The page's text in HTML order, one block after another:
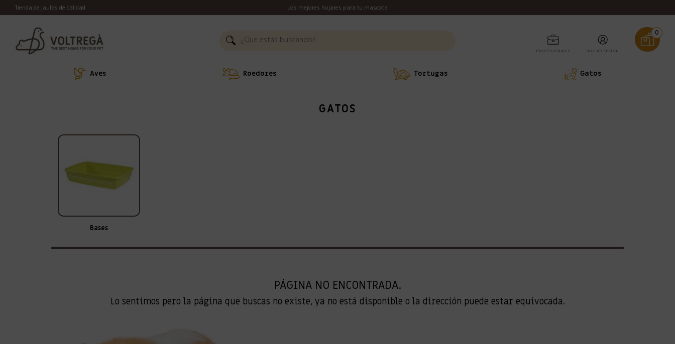
Tienda de jaulas de calidad Los mejores hojares para tu mascota
PROFESIONALES INICIAR SESIÓN
0
Aves Roedores Tortugas Gatos
GATOS
Bases
PÁGINA NO ENCONTRADA.
Lo sentimos pero la página que buscas no existe, ya no está disponible o la dirección puede estar equivocada.